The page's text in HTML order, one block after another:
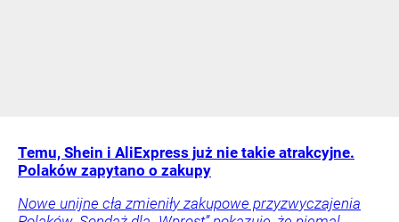
Temu, Shein i AliExpress już nie takie atrakcyjne.
Polaków zapytano o zakupy
Nowe unijne cła zmieniły zakupowe przyzwyczajenia